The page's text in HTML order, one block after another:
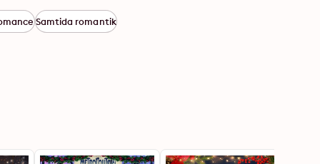
Samtida romantik